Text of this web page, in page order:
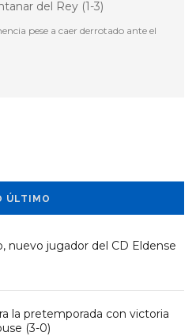
pese a caer derrotado ante el
ÚLTIMO
nuevo jugador del CD Eldense
la pretemporada con victoria
(3-0)